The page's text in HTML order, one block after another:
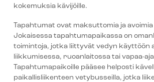
kokemuksia kävijöille.
Tapahtumat ovat maksuttomia ja
Jokaisessa tapahtumapaikassa on
toimintoja, jotka liittyvät vedyn käyttöön
liikkumisessa, ruoanlaitossa tai vapaa-
Tapahtumapaikoille pääsee helposti
paikallisliikenteen vetybusseilla, jotka